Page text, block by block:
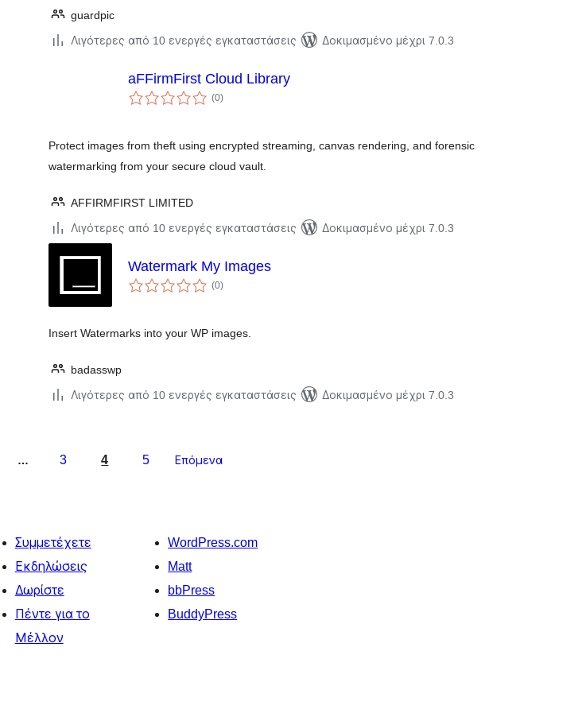
guardpic
Λιγότερες από 10 ενεργές εγκαταστάσεις
Δοκιμασμένο μέχρι 7.0.3
aFFirmFirst Cloud Library
(0αξιολογήσεις
σύνολο
)
Protect images from theft using encrypted streaming, canvas rendering, and forensic
watermarking from your secure cloud vault.
AFFIRMFIRST LIMITED
Λιγότερες από 10 ενεργές εγκαταστάσεις
Δοκιμασμένο μέχρι 7.0.3
Watermark My Images
(0αξιολογήσεις
σύνολο
)
Insert Watermarks into your WP images.
badasswp
Λιγότερες από 10 ενεργές εγκαταστάσεις
Δοκιμασμένο μέχρι 7.0.3
… 3 4 5 Επόμενα
Συμμετέχετε
Εκδηλώσεις
Δωρίστε
Πέντε για το
Μέλλον
WordPress.com
Matt
bbPress
BuddyPress